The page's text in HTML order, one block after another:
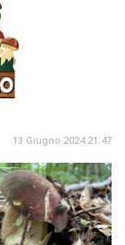
13 Giugno 2024 21:47